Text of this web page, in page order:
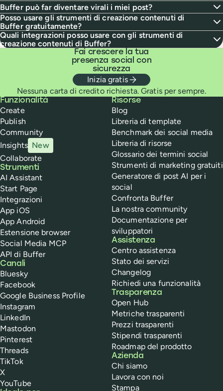
Buffer può far diventare virali i miei post?
Posso usare gli strumenti di creazione contenuti di
Buffer gratuitamente?
Quali integrazioni posso usare con gli strumenti di
creazione contenuti di Buffer?
Fai crescere la tua
presenza social con
sicurezza
Inizia gratis
Nessuna carta di credito richiesta. Gratis per sempre.
Buffer
Funzionalità
Create
Publish
Community
Insights New
Collaborate
Strumenti
AI Assistant
Start Page
Integrazioni
App iOS
App Android
Estensione browser
Social Media MCP
API di Buffer
Canali
Bluesky
Facebook
Google Business Profile
Instagram
LinkedIn
Mastodon
Pinterest
Threads
TikTok
X
YouTube
Risorse
Blog
Libreria di template
Benchmark dei social media
Libreria di risorse
Glossario dei termini social
Strumenti di marketing gratuiti
Generatore di post AI per i
social
Confronta Buffer
La nostra community
Documentazione per
sviluppatori
Assistenza
Centro assistenza
Stato dei servizi
Changelog
Richiedi una funzionalità
Trasparenza
Open Hub
Metriche trasparenti
Prezzi trasparenti
Stipendi trasparenti
Roadmap del prodotto
Azienda
Chi siamo
Lavora con noi
Stampa